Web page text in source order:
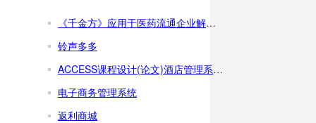
《千金方》应用于医药流通企业解决方案
铃声多多
ACCESS课程设计(论文)酒店管理系统[1]doc文档
电子商务管理系统
返利商城